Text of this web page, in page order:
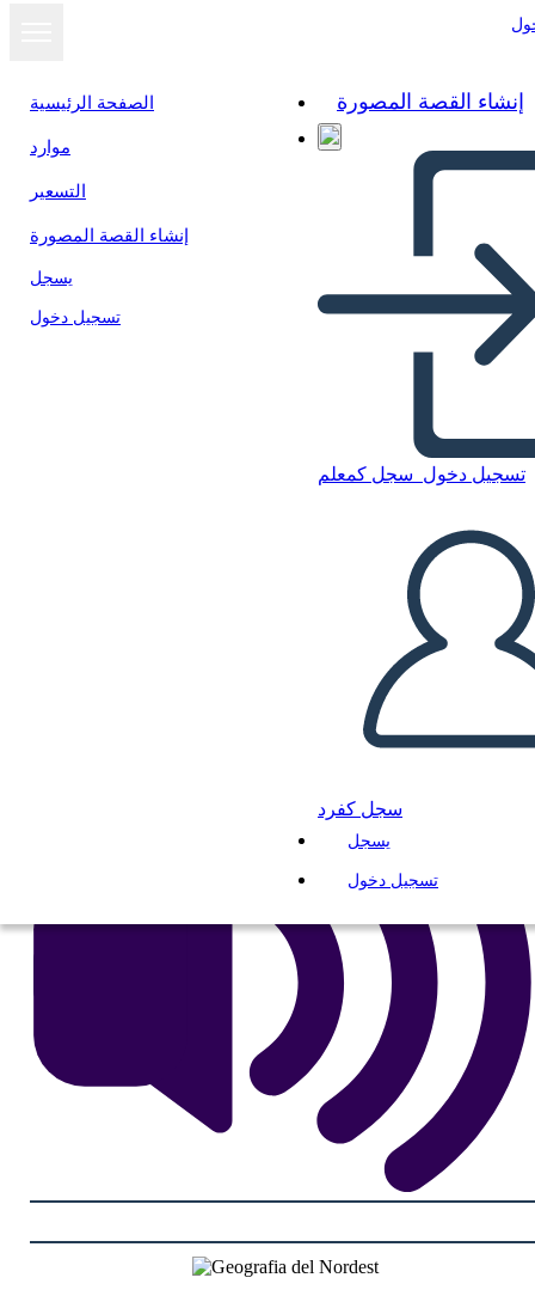
الصفحة الرئيسية
موارد
التسعير
إنشاء القصة المصورة
يسجل
تسجيل دخول
إنشاء القصة المصورة
تسجيل دخول سجل كمعلم
سجل كفرد
يسجل
تسجيل دخول
Geografia del Nordest